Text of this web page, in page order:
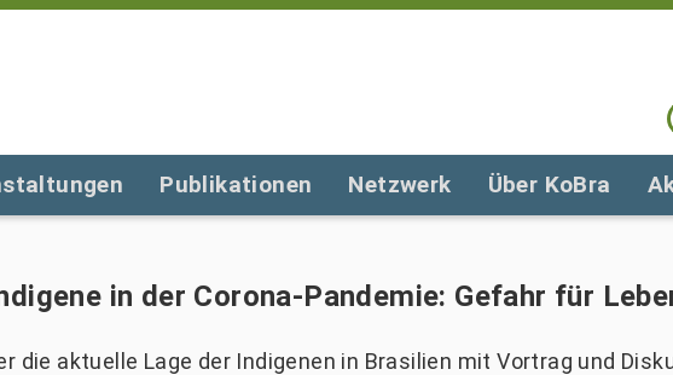
Publikationen Netzwerk Über KoBra
in der Corona-Pandemie: Gefahr für
die aktuelle Lage der Indigenen in Brasilien mit Vortrag und